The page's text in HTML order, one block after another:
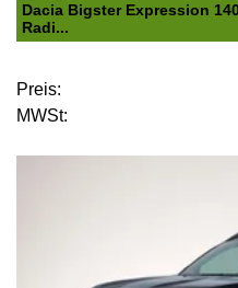
Dacia Bigster Expression
Radi...
Preis:
MWSt: